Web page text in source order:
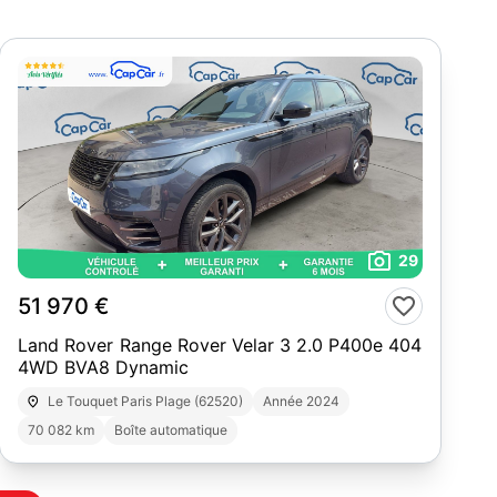
29
51 970 €
Land Rover Range Rover Velar 3 2.0 P400e 404
4WD BVA8 Dynamic
Le Touquet Paris Plage (62520)
Année 2024
70 082 km
Boîte automatique